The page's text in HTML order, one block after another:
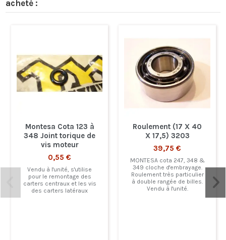
acheté :
Montesa Cota 123 à
348 Joint torique de
vis moteur
0,55 €
Vendu à l'unité, s'utilise
pour le remontage des
carters centraux et les vis
des carters latéraux
Roulement (17 X 40
X 17,5) 3203
39,75 €
MONTESA cota 247, 348 &
349 cloche d'embrayage.
Roulement très particulier
à double rangée de billes.
Vendu à l'unité.